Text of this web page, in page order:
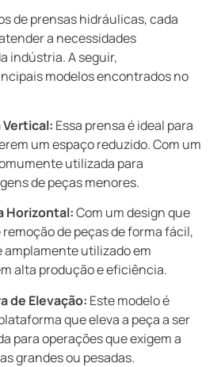
de prensas hidráulicas, cada
a necessidades
indústria. A seguir,
modelos encontrados no
Vertical: Essa prensa é ideal para
um espaço reduzido. Com um
utilizada para
de peças menores.
Horizontal:Com um design que
de peças de forma fácil,
amplamente utilizado em
alta produção e eficiência.
de Elevação: Este modelo é
que eleva a peça a ser
para operações que exigem a
grandes ou pesadas.